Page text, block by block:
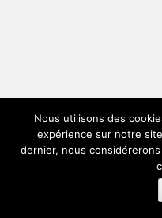
Nous utilisons des
expérience sur notre
dernier, nous